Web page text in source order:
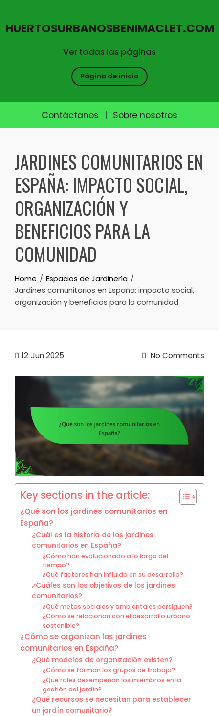
Ver todas las páginas
HUERTOSURBANOSBENIMACLET.COM
Página de inicio
Contáctanos | Sobre nosotros
content
JARDINES COMUNITARIOS EN
ESPAÑA: IMPACTO SOCIAL,
ORGANIZACIÓN Y
BENEFICIOS PARA LA
COMUNIDAD
Home
Espacios de Jardinería
Jardines comunitarios en España: impacto social,
organización y beneficios para la comunidad
12 Jun 2025 No Comments
Key sections in the article:
¿Qué son los jardines comunitarios en
España?
¿Cuál es la historia de los jardines
comunitarios en España?
¿Cómo han evolucionado a lo largo del
tiempo?
¿Qué factores han influido en su desarrollo?
¿Cuáles son los objetivos de los jardines
comunitarios?
¿Qué metas sociales y ambientales persiguen?
¿Cómo se relacionan con el desarrollo urbano
sostenible?
¿Cómo se organizan los jardines
comunitarios en España?
¿Qué modelos de organización existen?
¿Cómo se forman los grupos de trabajo?
¿Qué roles desempeñan los miembros en la
gestión del jardín?
¿Qué recursos se necesitan para establecer
un jardín comunitario?